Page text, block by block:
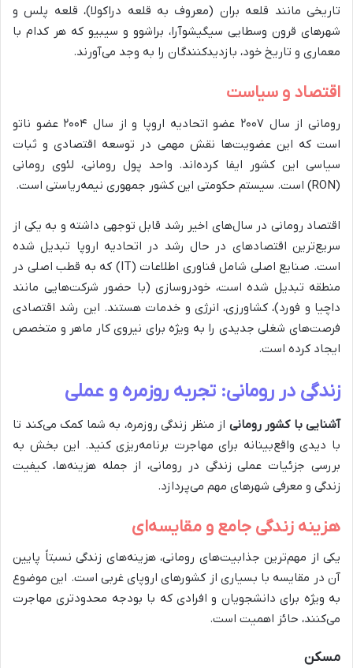
تاریخی مانند قلعه بران (معروف به قلعه دراکولا)، قلعه پلس و
شهرهای قرون وسطایی سیگیشوآرا، براشوو و سیبیو که هر کدام با
معماری و تاریخ خود، بازدیدکنندگان را به وجد می‌آورند.
اقتصاد و سیاست
رومانی از سال ۲۰۰۷ عضو اتحادیه اروپا و از سال ۲۰۰۴ عضو ناتو
است که این عضویت‌ها نقش مهمی در توسعه اقتصادی و ثبات
سیاسی این کشور ایفا کرده‌اند. واحد پول رومانی، لئوی رومانی
(RON) است. سیستم حکومتی این کشور جمهوری نیمه‌ریاستی است.
اقتصاد رومانی در سال‌های اخیر رشد قابل توجهی داشته و به یکی از
سریع‌ترین اقتصادهای در حال رشد در اتحادیه اروپا تبدیل شده
است. صنایع اصلی شامل فناوری اطلاعات (IT) که به قطب اصلی در
منطقه تبدیل شده است، خودروسازی (با حضور شرکت‌هایی مانند
داچیا و فورد)، کشاورزی، انرژی و خدمات هستند. این رشد اقتصادی
فرصت‌های شغلی جدیدی را به ویژه برای نیروی کار ماهر و متخصص
ایجاد کرده است.
زندگی در رومانی: تجربه روزمره و عملی
آشنایی با کشور رومانی از منظر زندگی روزمره، به شما کمک می‌کند تا
با دیدی واقع‌بینانه برای مهاجرت برنامه‌ریزی کنید. این بخش به
بررسی جزئیات عملی زندگی در رومانی، از جمله هزینه‌ها، کیفیت
زندگی و معرفی شهرهای مهم می‌پردازد.
هزینه زندگی جامع و مقایسه‌ای
یکی از مهم‌ترین جذابیت‌های رومانی، هزینه‌های زندگی نسبتاً پایین
آن در مقایسه با بسیاری از کشورهای اروپای غربی است. این موضوع
به ویژه برای دانشجویان و افرادی که با بودجه محدودتری مهاجرت
می‌کنند، حائز اهمیت است.
مسکن